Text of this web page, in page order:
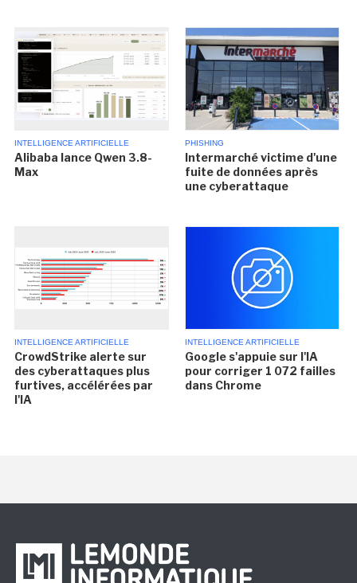
INTELLIGENCE ARTIFICIELLE
Alibaba lance Qwen 3.8-
Max
PHISHING
Intermarché victime d'une
fuite de données après
une cyberattaque
INTELLIGENCE ARTIFICIELLE
CrowdStrike alerte sur
des cyberattaques plus
furtives, accélérées par
l'IA
INTELLIGENCE ARTIFICIELLE
Google s'appuie sur l'IA
pour corriger 1 072 failles
dans Chrome